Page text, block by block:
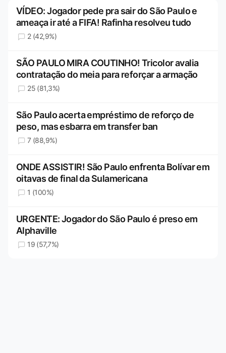
VÍDEO: Jogador pede pra sair do São Paulo e
ameaça ir até a FIFA! Rafinha resolveu tudo
2 (42,9%)
SÃO PAULO MIRA COUTINHO! Tricolor avalia
contratação do meia para reforçar a armação
25 (81,3%)
São Paulo acerta empréstimo de reforço de
peso, mas esbarra em transfer ban
7 (88,9%)
ONDE ASSISTIR! São Paulo enfrenta Bolívar em
oitavas de final da Sulamericana
1 (100%)
URGENTE: Jogador do São Paulo é preso em
Alphaville
19 (57,7%)